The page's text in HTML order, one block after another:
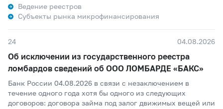
Ведение реестров
Субъекты рынка микрофинансирования
24 04.08.2026
Об исключении из государственного реестра
ломбардов сведений об ООО ЛОМБАРДЕ «БАКС»
Банк России 04.08.2026 в связи с незаключением в
течение одного года хотя бы одного из следующих
договоров: договора займа под залог движимых вещей или